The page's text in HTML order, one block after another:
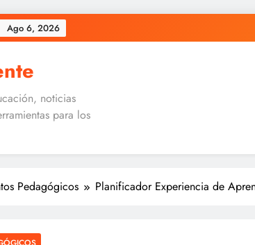
Ago 6, 2026
noticias
para los
Pedagógicos Planificador Experiencia de